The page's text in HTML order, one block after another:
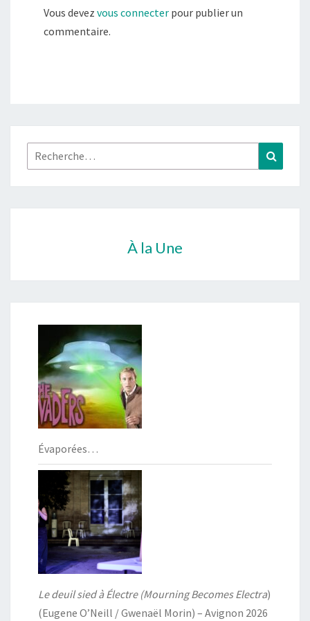
Vous devez vous connecter pour publier un
commentaire.
Rechercher :
À la Une
Évaporées…
Le deuil sied à Électre (Mourning Becomes Electra)
(Eugene O’Neill / Gwenaël Morin) – Avignon 2026